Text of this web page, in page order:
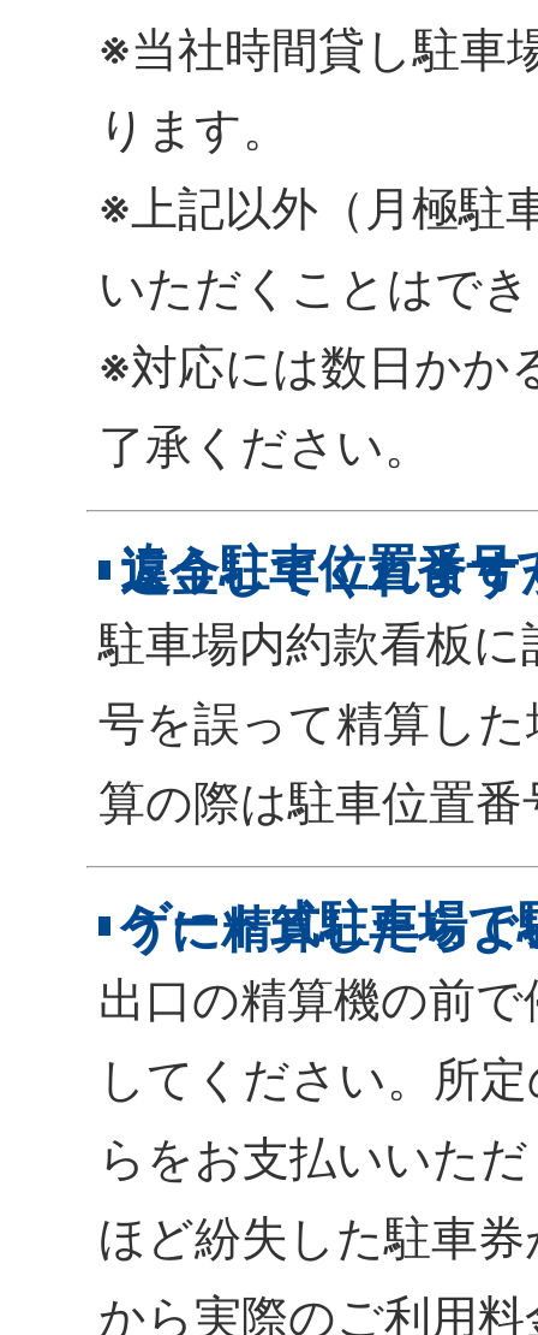
※当社時間貸し駐車
ります。
※上記以外（月極駐
いただくことはで
※対応には数日かか
了承ください。
違う駐車位置番
返金してくれます
駐車場内約款看板
号を誤って精算し
算の際は駐車位置
ゲート式駐車場
うに精算したら
出口の精算機の前
してください。所
らをお支払いいた
ほど紛失した駐車
から実際のご利用